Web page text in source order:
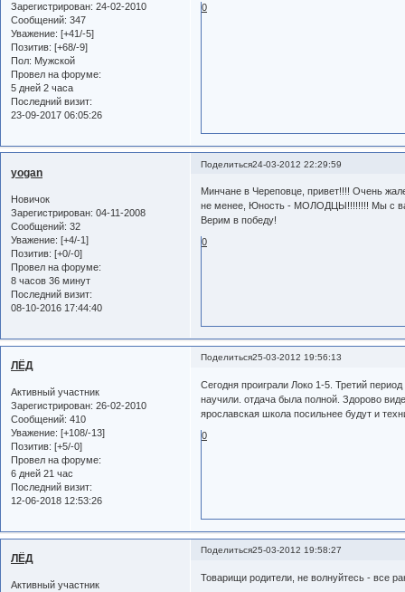
Зарегистрирован: 24-02-2010
Сообщений: 347
Уважение: [+41/-5]
Позитив: [+68/-9]
Пол: Мужской
Провел на форуме:
5 дней 2 часа
Последний визит:
23-09-2017 06:05:26
0
Поделиться24-03-2012 22:29:59
yogan
Новичок
Зарегистрирован: 04-11-2008
Сообщений: 32
Уважение: [+4/-1]
Позитив: [+0/-0]
Провел на форуме:
8 часов 36 минут
Последний визит:
08-10-2016 17:44:40
Минчане в Череповце, привет!!!! Очень
не менее, Юность - МОЛОДЦЫ!!!!!!!! Мы с
Верим в победу!
0
Поделиться25-03-2012 19:56:13
ЛЁД
Активный участник
Зарегистрирован: 26-02-2010
Сообщений: 410
Уважение: [+108/-13]
Позитив: [+5/-0]
Провел на форуме:
6 дней 21 час
Последний визит:
12-06-2018 12:53:26
Сегодня проиграли Локо 1-5. Третий
научили. отдача была полной. Здорово
ярославская школа посильнее будут и
0
Поделиться25-03-2012 19:58:27
ЛЁД
Активный участник
Товарищи родители, не волнуйтесь - все